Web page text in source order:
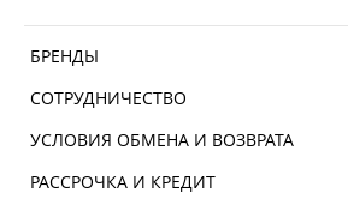
БРЕНДЫ
СОТРУДНИЧЕСТВО
УСЛОВИЯ ОБМЕНА И ВОЗВРАТА
РАССРОЧКА И КРЕДИТ